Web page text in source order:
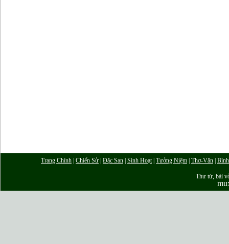
Trang Chính Chiến Sử Đặc San Sinh Hoạt| Tưởng Niệm Thơ-Văn
Thư từ, bài